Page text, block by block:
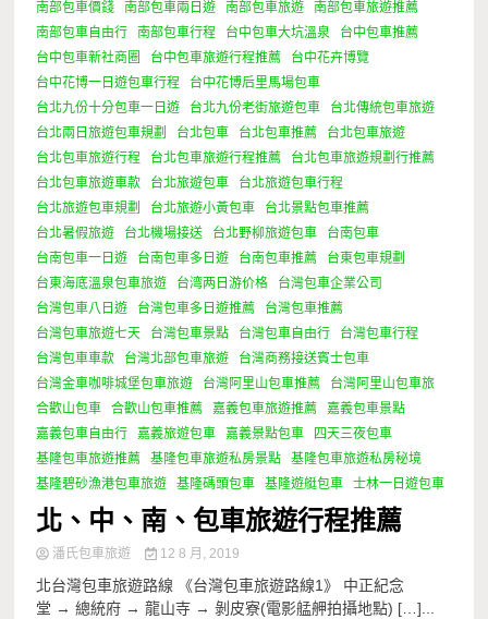
南部包車價錢 南部包車兩日遊 南部包車旅遊
南部包車旅遊推薦
南部包車自由行
南部包車行程 台中包車大坑溫泉
台中包車推薦
台中包車新社商圈
台中包車旅遊行程推薦
台中花卉博覽
台中花博一日遊包車行程
台中花博后里馬場包車
台北九份十分包車一日遊
台北九份老街旅遊包車
台北傳統包車旅遊
台北兩日旅遊包車規劃
台北包車 台北包車推薦
台北包車旅遊
台北包車旅遊行程
台北包車旅遊行程推薦
台北包車旅遊規劃行推薦
台北包車旅遊車款
台北旅遊包車
台北旅遊包車行程
台北旅遊包車規劃
台北旅遊小黃包車
台北景點包車推薦
台北暑假旅遊
台北機場接送 台北野柳旅遊包車
台南包車
台南包車一日遊
台南包車多日遊 台南包車推薦
台東包車規劃
台東海底溫泉包車旅遊
台湾两日游价格
台灣包車企業公司
台灣包車八日遊
台灣包車多日遊推薦
台灣包車推薦
台灣包車旅遊七天
台灣包車景點 台灣包車自由行
台灣包車行程
台灣包車車款
台灣北部包車旅遊
台灣商務接送賓士包車
台灣金車咖啡城堡包車旅遊
台灣阿里山包車推薦
台灣阿里山包車旅
合歡山包車
合歡山包車推薦 嘉義包車旅遊推薦
嘉義包車景點
嘉義包車自由行
嘉義旅遊包車 嘉義景點包車
四天三夜包車
基隆包車旅遊推薦
基隆包車旅遊私房景點
基隆包車旅遊私房秘境
基隆碧砂漁港包車旅遊
基隆碼頭包車 基隆遊艇包車 士林一日遊包車
北、中、南、包車旅遊行程推薦
潘氏包車旅遊 12 8 月, 2019
北台灣包車旅遊路線 《台灣包車旅遊路線1》 中正紀念
堂 → 總統府 → 龍山寺 → 剝皮寮(電影艋舺拍攝地點) […]...